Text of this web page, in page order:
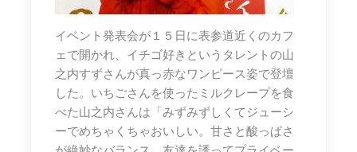
イベント発表会が１５日に表参道近くのカフ
ェで開かれ、イチゴ好きというタレントの山
之内すずさんが真っ赤なワンピース姿で登壇
した。いちごさんを使ったミルクレープを食
べた山之内さんは「みずみずしくてジューシ
ーでめちゃくちゃおいしい。甘さと酸っぱさ